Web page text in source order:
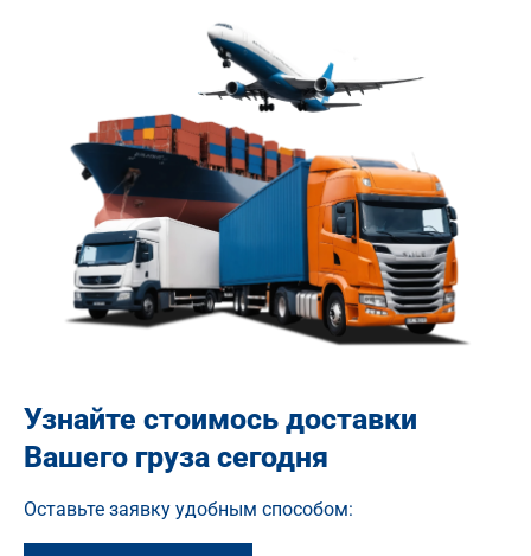
Узнайте стоимось доставки
Вашего груза сегодня
Оставьте заявку удобным способом: